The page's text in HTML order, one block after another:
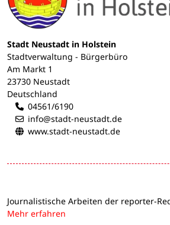
Stadt Neustadt in Holstein
Stadtverwaltung - Bürgerbüro
Am Markt 1
23730 Neustadt
Deutschland
04561/6190
info@stadt-neustadt.de
www.stadt-neustadt.de
Journalistische Arbeiten der reporter-
Mehr erfahren